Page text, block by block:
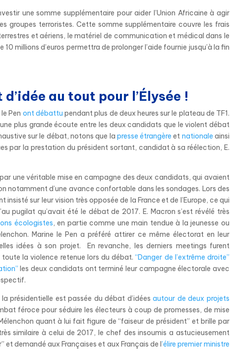
une somme supplémentaire pour aider l’Union Africaine à agir
groupes terroristes. Cette somme supplémentaire couvre les frais
et aériens, le matériel de communication et médical dans le
millions d’euros permettra de prolonger l’aide fournie jusqu’à la fin
au tout pour l’Élysée !
Pen ont débattupendant plus de deux heures sur le plateau de TF1.
plus grande écoute entre les deux candidats que le violent débat
sur le débat, notons que la presse étrangère et nationaleainsi
par la prestation du président sortant, candidat à sa réélection, E.
une véritable mise en campagne des deux candidats, qui avaient
notamment d’une avance confortable dans les sondages. Lors des
sur leur vision très opposée de la France et de l’Europe, ce qui
pugilat qu’avait été le débat de 2017. E. Macron s’est révélé très
écologistes, en partie comme une main tendue à la jeunesse ou
Marine le Pen a préféré attirer ce même électorat en leur
idées à son projet. En revanche, les derniers meetings furent
toute la violence retenue lors du débat.“Danger de l’extrême droite”
les deux candidats ont terminé leur campagne électorale avec
présidentielle est passée du débat d’idéesautour de deux projets
féroce pour séduire les électeurs à coup de promesses, de mise
quant à lui fait figure de “faiseur de président” et brille par
similaire à celui de 2017, le chef des insoumis a astucieusement
demandé aux Françaises et aux Français de l ’élire premier ministre